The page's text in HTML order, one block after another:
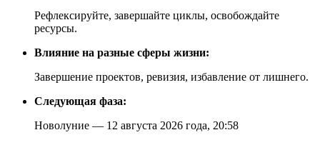
Рефлексируйте, завершайте циклы, освобождайте
ресурсы.
Влияние на разные сферы жизни:
Завершение проектов, ревизия, избавление от лишнего.
Следующая фаза:
Новолуние — 12 августа 2026 года, 20:58